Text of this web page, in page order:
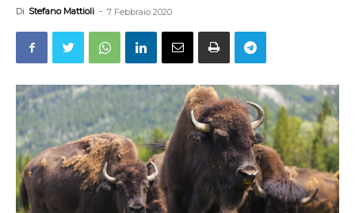
Di Stefano Mattioli - 7 Febbraio 2020